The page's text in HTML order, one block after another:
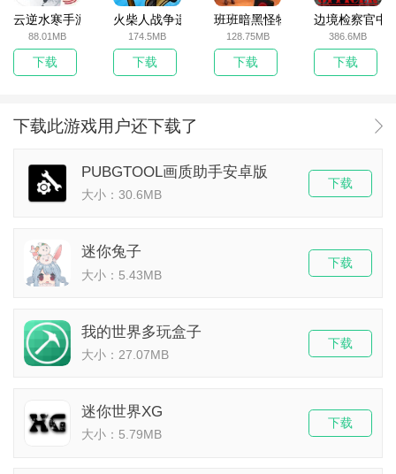
云逆水寒手游
88.01MB
下载
火柴人战争遗产无敌版
174.5MB
下载
班班暗黑怪物生存挑战5
128.75MB
下载
边境检察官中
386.6MB
下载
下载此游戏用户还下载了
PUBGTOOL画质助手安卓版
大小：30.6MB
下载
迷你兔子
大小：5.43MB
下载
我的世界多玩盒子
大小：27.07MB
下载
迷你世界XG
大小：5.79MB
下载